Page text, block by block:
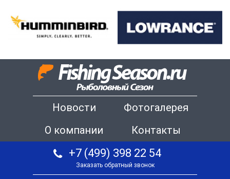
Новости
Фотогалерея
О компании
Контакты
+7 (499) 398 22 54
Заказать обратный звонок